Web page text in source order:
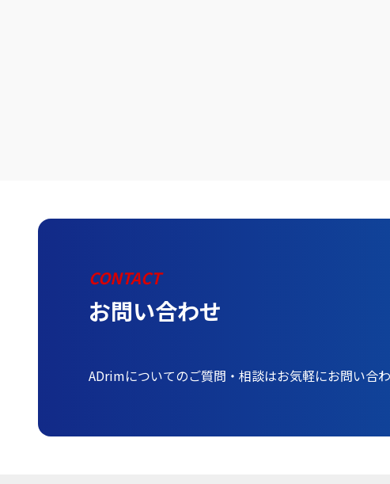
CONTACT
お問い合わせ
ADrimについてのご質問・相談はお気軽にお問い合わ